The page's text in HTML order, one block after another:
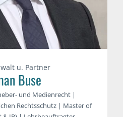
u. Partner
Buse
und Medienrecht |
Rechtsschutz | Master of